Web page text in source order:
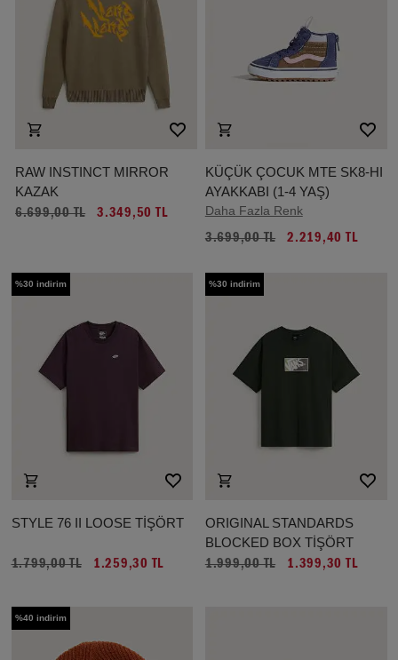
RAW INSTINCT MIRROR
KAZAK
6.699,00 TL 3.349,50 TL
KÜÇÜK ÇOCUK MTE SK8-HI
AYAKKABI (1-4 YAŞ)
Daha Fazla Renk
3.699,00 TL 2.219,40 TL
%30 indirim
STYLE 76 II LOOSE TİŞÖRT
1.799,00 TL 1.259,30 TL
%30 indirim
ORIGINAL STANDARDS
BLOCKED BOX TİŞÖRT
1.999,00 TL 1.399,30 TL
%40 indirim